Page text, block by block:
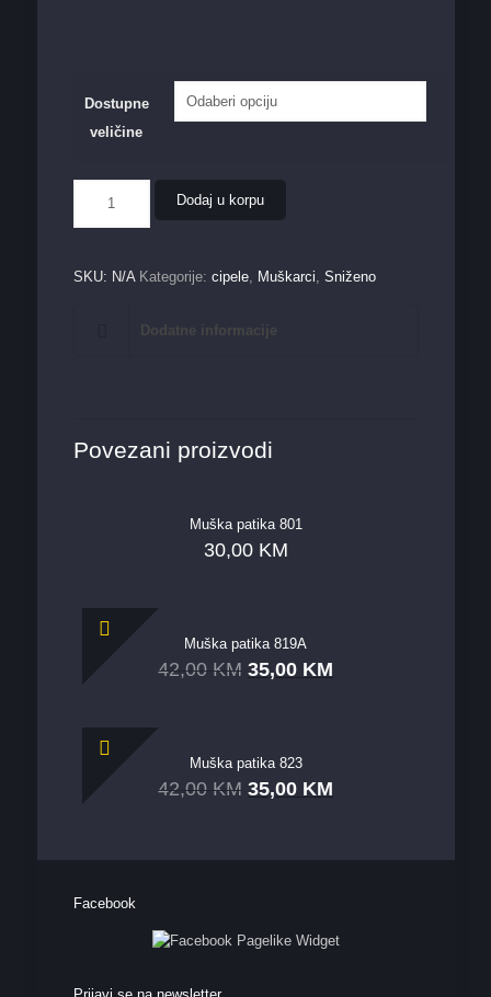
Dostupne
veličine
cipela
M38772
Dodaj u korpu
SKU: N/A Kategorije: cipele, Muškarci Sniženo
Dodatne informacije
Povezani proizvodi
Muška patika 801
30,00 KM
Muška patika 819A
42,00 KM 35,00 KM
Muška patika 823
42,00 KM 35,00 KM
Facebook